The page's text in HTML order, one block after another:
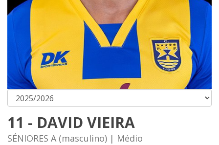
11 - DAVID VIEIRA
SÉNIORES A (masculino) | Médio